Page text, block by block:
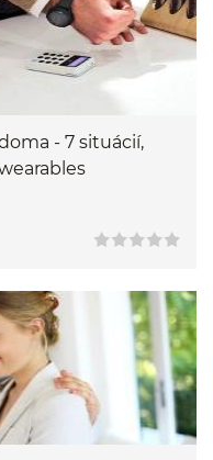
- 7 situácií,